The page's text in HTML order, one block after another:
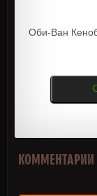
Оби-Ван
КОММЕНТАРИИ